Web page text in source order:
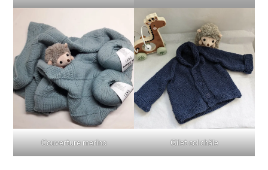
Couverture merino Gilet col châle